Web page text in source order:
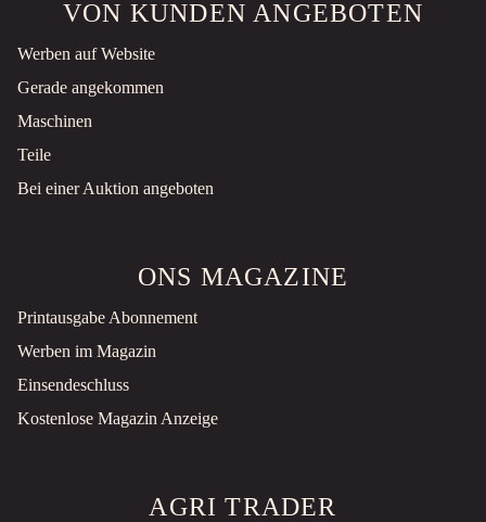
VON KUNDEN ANGEBOTEN
Werben auf Website
Gerade angekommen
Maschinen
Teile
Bei einer Auktion angeboten
ONS MAGAZINE
Printausgabe Abonnement
Werben im Magazin
Einsendeschluss
Kostenlose Magazin Anzeige
AGRI TRADER